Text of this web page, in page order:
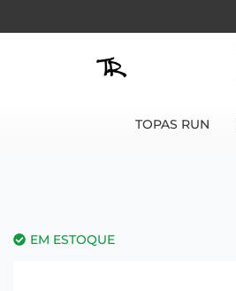
TOPAS RUN
EM ESTOQUE